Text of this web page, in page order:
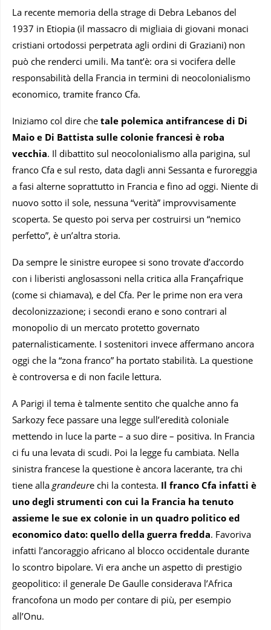
La recente memoria della strage di Debra Lebanos del
1937 in Etiopia (il massacro di migliaia di giovani monaci
cristiani ortodossi perpetrata agli ordini di Graziani) non
può che renderci umili. Ma tant’è: ora si vocifera delle
responsabilità della Francia in termini di neocolonialismo
economico, tramite franco Cfa.
Iniziamo col dire che tale polemica antifrancese di Di
Maio e Di Battista sulle colonie francesi è roba
vecchia. Il dibattito sul neocolonialismo alla parigina, sul
franco Cfa e sul resto, data dagli anni Sessanta e furoreggia
a fasi alterne soprattutto in Francia e fino ad oggi. Niente di
nuovo sotto il sole, nessuna “verità” improvvisamente
scoperta. Se questo poi serva per costruirsi un “nemico
perfetto”, è un’altra storia.
Da sempre le sinistre europee si sono trovate d’accordo
con i liberisti anglosassoni nella critica alla Françafrique
(come si chiamava), e del Cfa. Per le prime non era vera
decolonizzazione; i secondi erano e sono contrari al
monopolio di un mercato protetto governato
paternalisticamente. I sostenitori invece affermano ancora
oggi che la “zona franco” ha portato stabilità. La questione
è controversa e di non facile lettura.
A Parigi il tema è talmente sentito che qualche anno fa
Sarkozy fece passare una legge sull’eredità coloniale
mettendo in luce la parte – a suo dire – positiva. In Francia
ci fu una levata di scudi. Poi la legge fu cambiata. Nella
sinistra francese la questione è ancora lacerante, tra chi
tiene alla grandeure chi la contesta. Il franco Cfa infatti è
uno degli strumenti con cui la Francia ha tenuto
assieme le sue ex colonie in un quadro politico ed
economico dato: quello della guerra fredda. Favoriva
infatti l’ancoraggio africano al blocco occidentale durante
lo scontro bipolare. Vi era anche un aspetto di prestigio
geopolitico: il generale De Gaulle considerava l’Africa
francofona un modo per contare di più, per esempio
all’Onu.